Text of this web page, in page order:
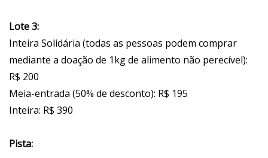
Lote 3:
Inteira Solidária (todas as pessoas podem comprar
mediante a doação de 1kg de alimento não perecível):
R$ 200
Meia-entrada (50% de desconto): R$ 195
Inteira: R$ 390
Pista: